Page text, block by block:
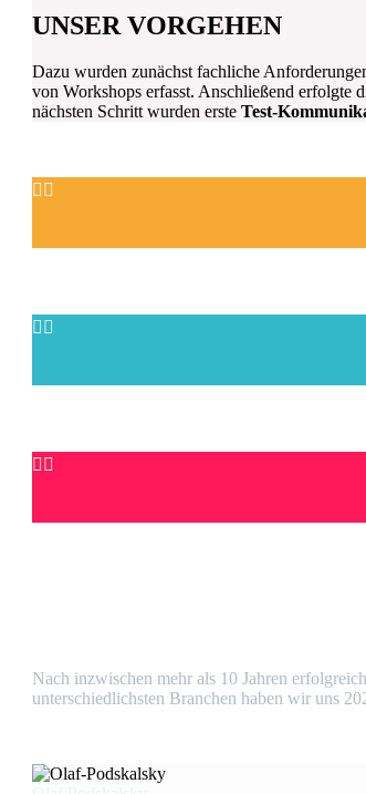
UNSER VORGEHEN
Dazu wurden zunächst fachliche
von Workshops erfasst. Anschließend erfolgte
nächsten Schritt wurden erste Test-
 
 
 
Nach inzwischen mehr als 10 Jahren
unterschiedlichsten Branchen haben wir uns